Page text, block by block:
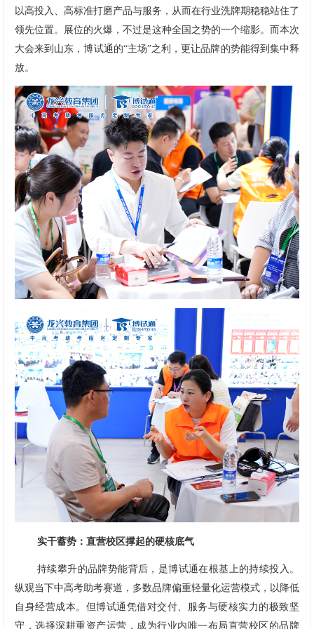
以高投入、高标准打磨产品与服务，从而在行业洗牌期稳稳站住了
领先位置。展位的火爆，不过是这种全国之势的一个缩影。而本次
大会来到山东，博试通的“主场”之利，更让品牌的势能得到集中释
放。
实干蓄势：直营校区撑起的硬核底气
持续攀升的品牌势能背后，是博试通在根基上的持续投入。
纵观当下中高考助考赛道，多数品牌偏重轻量化运营模式，以降低
自身经营成本。但博试通凭借对交付、服务与硬核实力的极致坚
守，选择深耕重资产运营，成为行业内唯一布局直营校区的品牌